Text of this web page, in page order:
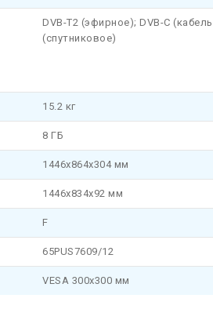
DVB-T2 (эфирное); DVB-C
(спутниковое)
15.2 кг
8 ГБ
1446x864x304 мм
1446x834x92 мм
F
65PUS7609/12
VESA 300x300 мм